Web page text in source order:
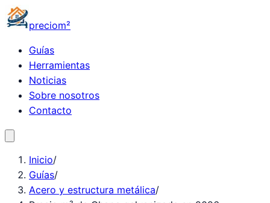
preciom²
Guías
Herramientas
Noticias
Sobre nosotros
Contacto
Inicio/
Guías/
Acero y estructura metálica/